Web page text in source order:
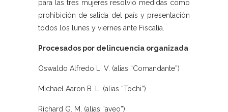
para las tres mujeres resolvió medidas como
prohibición de salida del país y presentación
todos los lunes y viernes ante Fiscalía.
Procesados por delincuencia organizada
Oswaldo Alfredo L. V. (alias “Comandante”)
Michael Aaron B. L. (alias “Tochi”)
Richard G. M. (alias “aveo”)